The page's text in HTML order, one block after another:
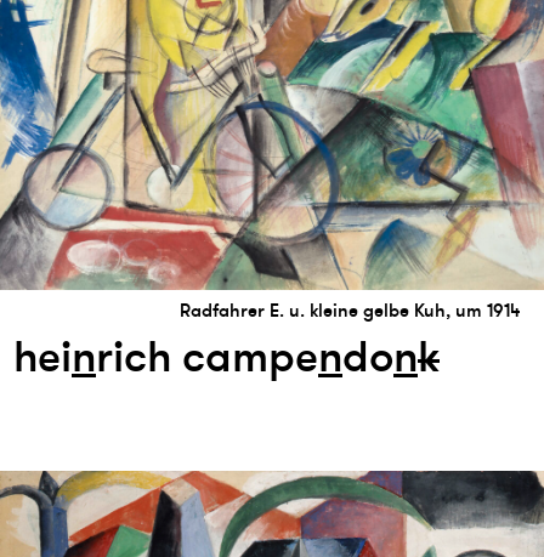
Radfahrer E. u. kleine gelbe Kuh, um 1914
heinrich campendonk